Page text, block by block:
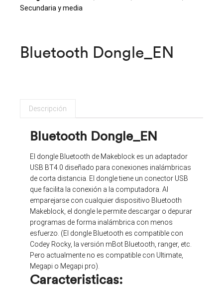
Secundaria y media
Bluetooth Dongle_EN
Descripción
Bluetooth Dongle_EN
El dongle Bluetooth de Makeblock es un adaptador
USB BT4.0 diseñado para conexiones inalámbricas
de corta distancia. El dongle tiene un conector USB
que facilita la conexión a la computadora. Al
emparejarse con cualquier dispositivo Bluetooth
Makeblock, el dongle le permite descargar o depurar
programas de forma inalámbrica con menos
esfuerzo. (El dongle Bluetooth es compatible con
Codey Rocky, la versión mBot Bluetooth, ranger, etc.
Pero actualmente no es compatible con Ultimate,
Megapi o Megapi pro).
Caracteristicas: